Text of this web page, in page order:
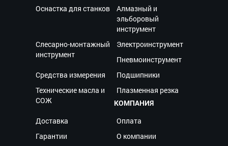
Оснастка для станков
Алмазный и
эльборовый
инструмент
Слесарно-монтажный
инструмент
Электроинструмент
Пневмоинструмент
Средства измерения
Подшипники
Технические масла и
СОЖ
Плазменная резка
КОМПАНИЯ
Доставка
Оплата
Гарантии
О компании